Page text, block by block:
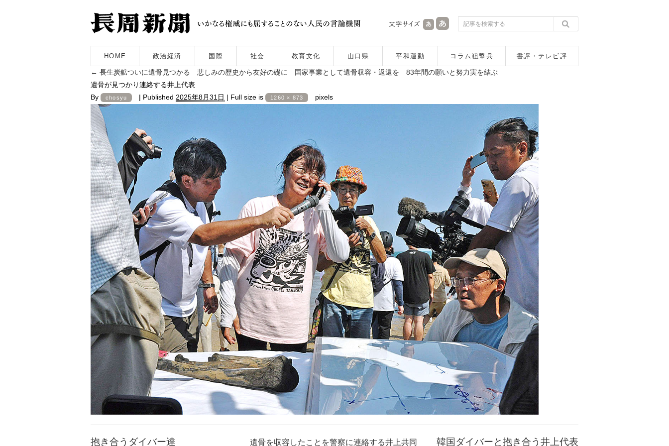
HOME 政治経済 国際 社会 教育文化 山口県 平和運動 コラム狙撃兵 書評・テレビ評
← 長生炭鉱ついに遺骨見つかる 悲しみの歴史から友好の礎に 国家事業として遺骨収容・返還を 83年間の願いと努力実を結ぶ
遺骨が見つかり連絡する井上代表
By
chosyu | Published 2025年8月31日 | Full size is 1260 × 873 pixels
抱き合うダイバー達 韓国ダイバーと抱き合う井上代表
遺骨を収容したことを警察に連絡する井上共同